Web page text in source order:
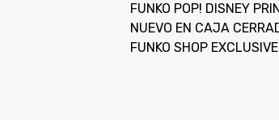
FUNKO POP! DISNEY
NUEVO EN CAJA
FUNKO SHOP EXCLUSIVE